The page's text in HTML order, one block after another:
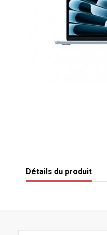
Détails du produit